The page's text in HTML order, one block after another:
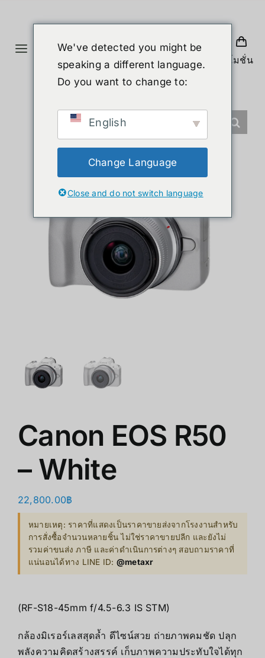
เนื้อหาToggle
Navigation
หน้าแรก
หุ่นยนต์รูปร่างมนุษย์
ข่าวสาร
ร้านค้า
เกี่ยวกับเรา
โปรโมชั่น
Canon EOS R50
– White
22,800.00฿
หมายเหตุ: ราคาที่แสดงเป็นราคาขายส่งจากโรงงานสำหรับ
การสั่งซื้อจำนวนหลายชิ้น ไม่ใช่ราคาขายปลีก และยังไม่
รวมค่าขนส่ง ภาษี และค่าดำเนินการต่างๆ สอบถามราคาที่
แน่นอนได้ทาง LINE ID: @metaxr
(RF-S18-45mm f/4.5-6.3 IS STM)
กล้องมิเรอร์เลสสุดล้ำ ดีไซน์สวย ถ่ายภาพคมชัด ปลุก
พลังความคิดสร้างสรรค์ เก็บภาพความประทับใจได้ทุก
We've detected you might be
speaking a different language.
Do you want to change to:
English
Change Language
Close and do not switch language